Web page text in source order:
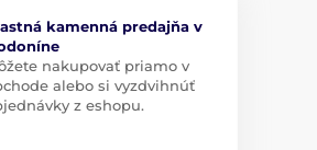
kamenná predajňa v
nakupovať priamo v
alebo si vyzdvihnúť
z eshopu.